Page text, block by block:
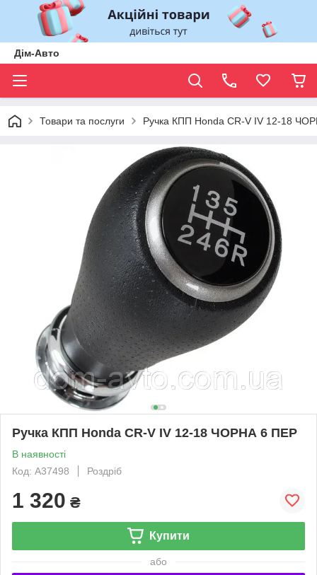
Дім-Авто
Товари та послуги Ручка КПП Honda CR-V IV 12-18
Ручка КПП Honda CR-V IV 12-18 ЧОРНА 6 ПЕР
В наявності
Код: A37498
Роздріб
1 320 ₴
Купити
або